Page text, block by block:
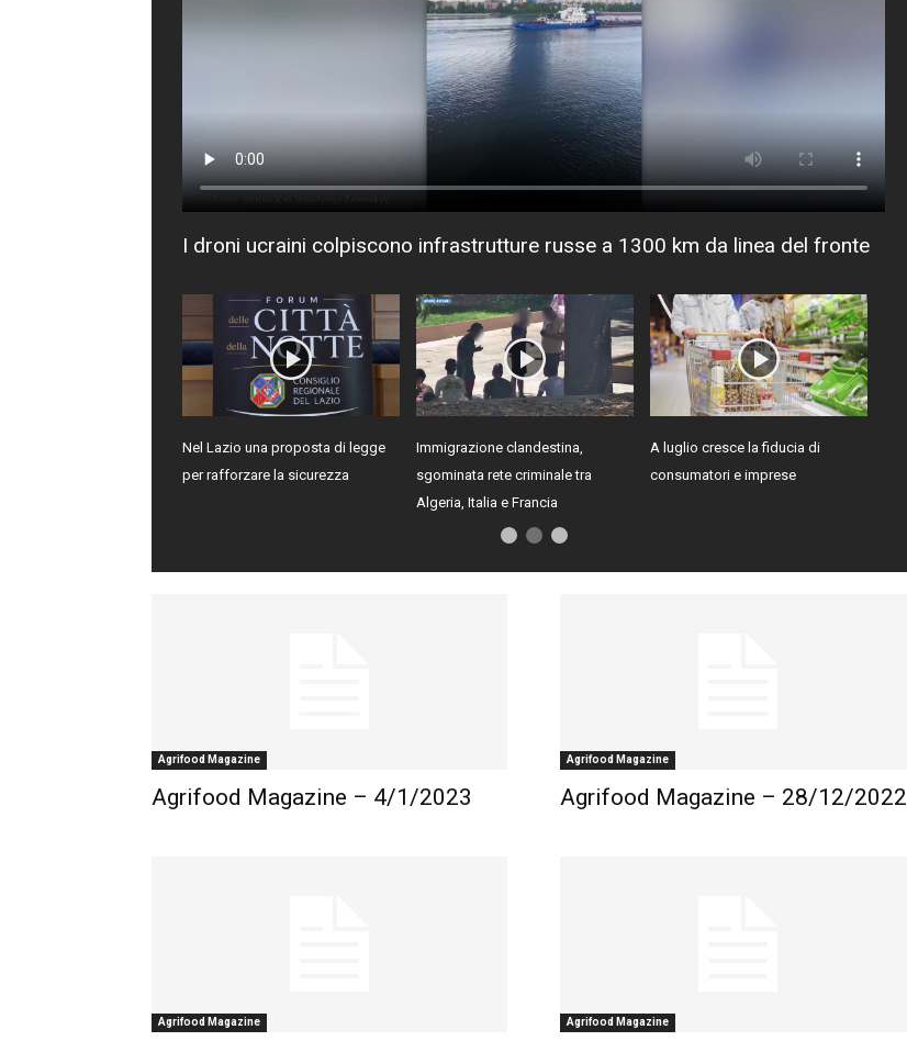
I droni ucraini colpiscono infrastrutture russe a 1300 km da linea del fronte
Nel Lazio una proposta di legge
per rafforzare la sicurezza
Immigrazione clandestina,
sgominata rete criminale tra
Algeria, Italia e Francia
A luglio cresce la fiducia di
consumatori e imprese
Agrifood Magazine
Agrifood Magazine – 4/1/2023
Agrifood Magazine
Agrifood Magazine – 28/12/2022
Agrifood Magazine Agrifood Magazine